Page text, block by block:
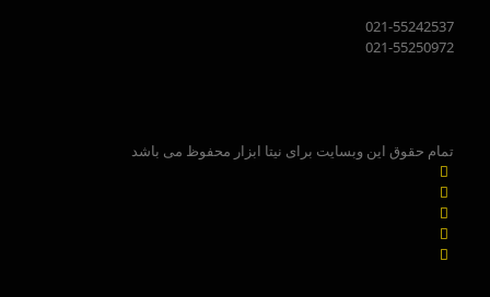
021-55242537
021-55250972
تمام حقوق این وبسایت برای نیتا ابزار محفوظ می باشد